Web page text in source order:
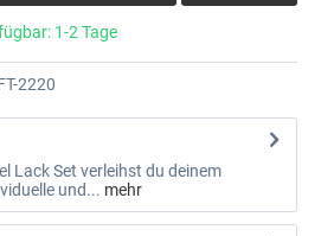
1-2 Tage
2220
Lack Set verleihst du deinem
und... mehr